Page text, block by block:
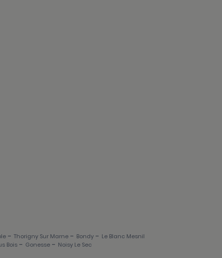
- Thorigny Sur Marne - Bondy - Le Blanc Mesnil
Bois - Gonesse - Noisy Le Sec